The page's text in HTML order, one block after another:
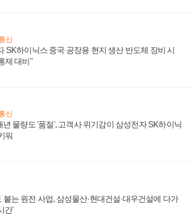
신
SK하이닉스 중국 공장용 현지 생산 반도체 장비 시
제 대비"
신
년 물량도 '품절', 고객사 위기감이 삼성전자 SK하이닉
워
붙는 원전 사업, 삼성물산·현대건설·대우건설에 다가
간'